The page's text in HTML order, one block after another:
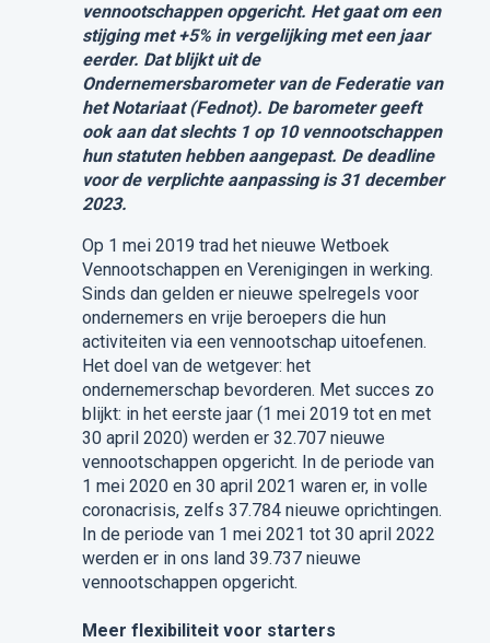
vennootschappen opgericht. Het gaat om een
stijging met +5% in vergelijking met een jaar
eerder. Dat blijkt uit de
Ondernemersbarometer van de Federatie van
het Notariaat (Fednot). De barometer geeft
ook aan dat slechts 1 op 10 vennootschappen
hun statuten hebben aangepast. De deadline
voor de verplichte aanpassing is 31 december
2023.
Op 1 mei 2019 trad het nieuwe Wetboek
Vennootschappen en Verenigingen in werking.
Sinds dan gelden er nieuwe spelregels voor
ondernemers en vrije beroepers die hun
activiteiten via een vennootschap uitoefenen.
Het doel van de wetgever: het
ondernemerschap bevorderen. Met succes zo
blijkt: in het eerste jaar (1 mei 2019 tot en met
30 april 2020) werden er 32.707 nieuwe
vennootschappen opgericht. In de periode van
1 mei 2020 en 30 april 2021 waren er, in volle
coronacrisis, zelfs 37.784 nieuwe oprichtingen.
In de periode van 1 mei 2021 tot 30 april 2022
werden er in ons land 39.737 nieuwe
vennootschappen opgericht.
Meer flexibiliteit voor starters